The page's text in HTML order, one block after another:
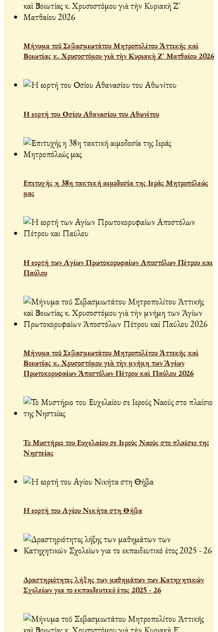
Μήνυμα τοῦ Σεβασμιωτάτου Μητροπολίτου Ἀττικῆς καὶ
Βοιωτίας κ. Χρυσοστόμου γιὰ τὴν Κυριακὴ Ζ΄ Ματθαίου 2026
Η εορτή του Οσίου Αθανασίου του Αθωνίτου
Επιτυχής η 38η τακτική αιμοδοσία της Ιεράς Μητροπόλεώς
μας
Η εορτή των Αγίων Πρωτοκορυφαίων Αποστόλων Πέτρου και
Παύλου
Μήνυμα τοῦ Σεβασμιωτάτου Μητροπολίτου Ἀττικῆς καὶ
Βοιωτίας κ. Χρυσοστόμου γιὰ τὴν μνήμη των Ἁγίων
Πρωτοκορυφαίων Ἀποστόλων Πέτρου καὶ Παύλου 2026
Το Μυστήριο του Ευχελαίου σε Ιερούς Ναούς στο πλαίσιο της
Νηστείας
Η εορτή του Αγίου Νικήτα στη Θήβα
Δραστηριότητες λήξης των μαθημάτων των Κατηχητικών
Σχολείων για το εκπαιδευτικό έτος 2025 - 26